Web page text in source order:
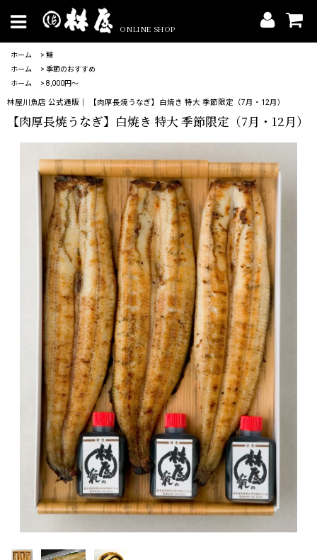
ONLINE SHOP
ホーム > 鰻
ホーム
> 季節のおすすめ
ホーム
> 8,000円〜
林屋川魚店 公式通販｜ 【肉厚長焼うなぎ】白焼き 特大 季節限定（7月・12月）
【肉厚長焼うなぎ】白焼き 特大 季節限定（7月・12月）